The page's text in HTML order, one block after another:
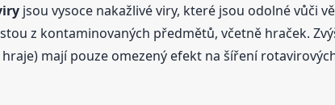
jsou vysoce nakažlivé viry, které jsou odolné vůči
z kontaminovaných předmětů, včetně hraček.
mají pouze omezený efekt na šíření